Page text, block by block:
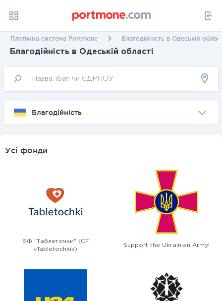
Платіжна система Portmone Благодійність в Одеській
Благодійність в Одеській області
Благодійність
Усі фонди
БФ "Таблеточки" (CF
«Tabletochki»)
Support the Ukrainian Army!